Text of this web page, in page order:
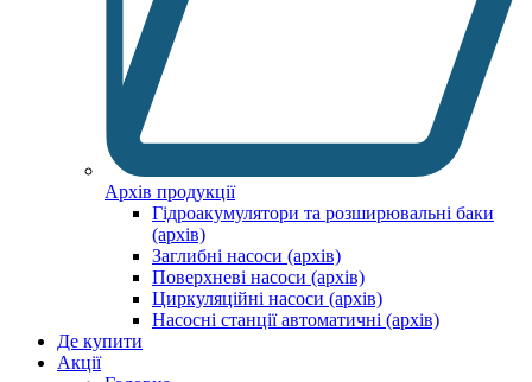
Архів продукції
Гідроакумулятори та розширювальні баки
(архів)
Заглибні насоси (архів)
Поверхневі насоси (архів)
Циркуляційні насоси (архів)
Насосні станції автоматичні (архів)
Де купити
Акції